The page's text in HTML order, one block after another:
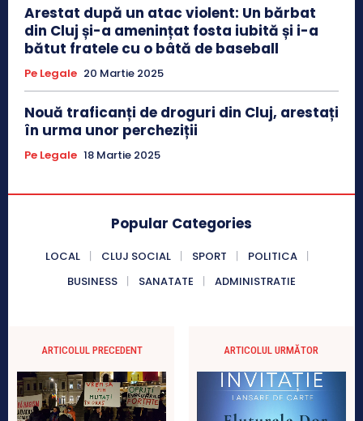
Arestat după un atac violent: Un bărbat
din Cluj și-a amenințat fosta iubită și i-a
bătut fratele cu o bâtă de baseball
Pe Legale 20 Martie 2025
Nouă traficanți de droguri din Cluj, arestați
în urma unor percheziții
Pe Legale 18 Martie 2025
Popular Categories
LOCAL CLUJ SOCIAL SPORT
POLITICA
BUSINESS
SANATATE ADMINISTRATIE
ARTICOLUL PRECEDENT ARTICOLUL URMĂTOR